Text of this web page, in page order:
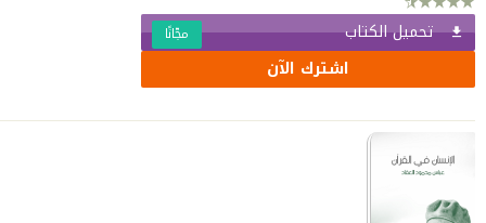
تحميل الكتاب مجّانًا
اشترك الآن